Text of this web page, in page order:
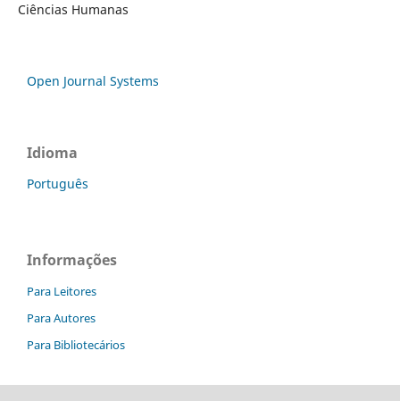
Ciências Humanas
Open Journal Systems
Idioma
Português
Informações
Para Leitores
Para Autores
Para Bibliotecários